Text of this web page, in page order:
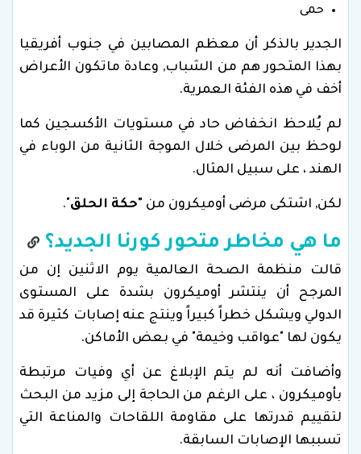
حمى
الجدير بالذكر أن معظم المصابين في جنوب أفريقيا
بهذا المتحور هم من الشباب, وعادة ماتكون الأعراض
أخف في هذه الفئة العمرية.
لم يُلاحظ انخفاض حاد في مستويات الأكسجين كما
لوحظ بين المرضى خلال الموجة الثانية من الوباء في
الهند ، على سبيل المثال.
لكن, اشتكى مرضى أوميكرون من "حكة الحلق".
ما هي مخاطر متحور كورنا الجديد؟
قالت منظمة الصحة العالمية يوم الاثنين إن من
المرجح أن ينتشر أوميكرون بشدة على المستوى
الدولي ويشكل خطراً كبيراً وينتج عنه إصابات كثيرة قد
يكون لها "عواقب وخيمة" في بعض الأماكن.
وأضافت أنه لم يتم الإبلاغ عن أي وفيات مرتبطة
بأوميكرون ، على الرغم من الحاجة إلى مزيد من البحث
لتقييم قدرتها على مقاومة اللقاحات والمناعة التي
تسببها الإصابات السابقة.